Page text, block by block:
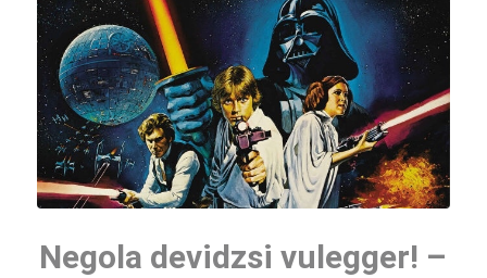
Negola devidzsi vulegger! –